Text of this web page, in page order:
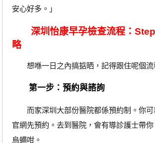
安心好多。」
深圳怡康早孕檢查流程：
略
想喺一日之內搞掂晒，記得跟住呢個流
第一步：預約與諮詢
而家深圳大部份醫院都係預約制。你可
官網先預約。去到醫院，會有導診護士帶
烏蠅咁。